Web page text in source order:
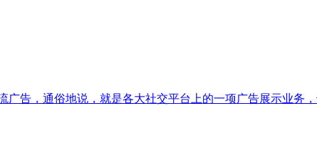
广告，通俗地说，就是各大社交平台上的一项广告展示业务